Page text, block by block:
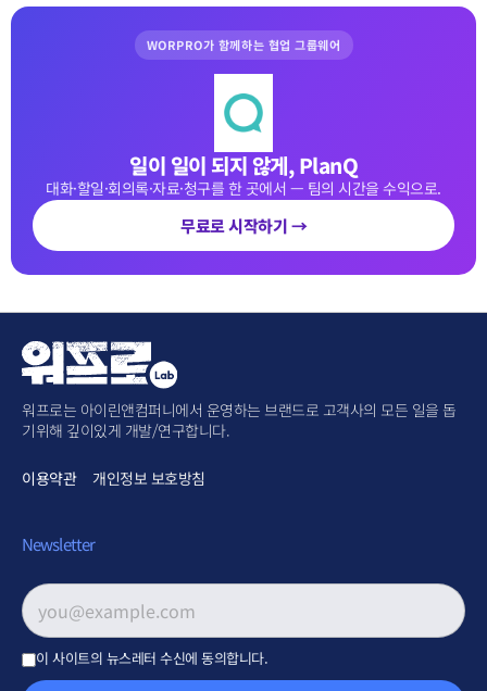
WORPRO가 함께하는 협업 그룹웨어
일이 일이 되지 않게, PlanQ
대화·할일·회의록·자료·청구를 한 곳에서 — 팀의 시간을 수익으로.
무료로 시작하기 →
워프로는 아이린앤컴퍼니에서 운영하는 브랜드로 고객사의 모든 일을 돕
기위해 깊이있게 개발/연구합니다.
이용약관 개인정보 보호방침
Newsletter
이메일 주소*
이 사이트의 뉴스레터 수신에 동의합니다.